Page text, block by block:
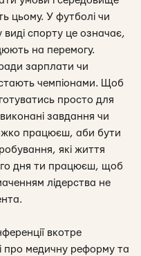
цьому. У футболі чи
спорту це означає,
на перемогу.
зарплати чи
чемпіонами. Щоб
просто для
завдання чи
працюєш, аби бути
які життя
дня ти працюєш, щоб
лідерства не
вкотре
про медичну реформу та